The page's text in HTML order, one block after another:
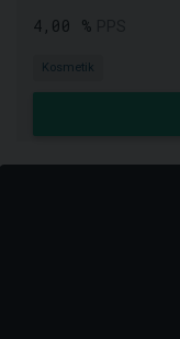
4,00 %
Kosmetik